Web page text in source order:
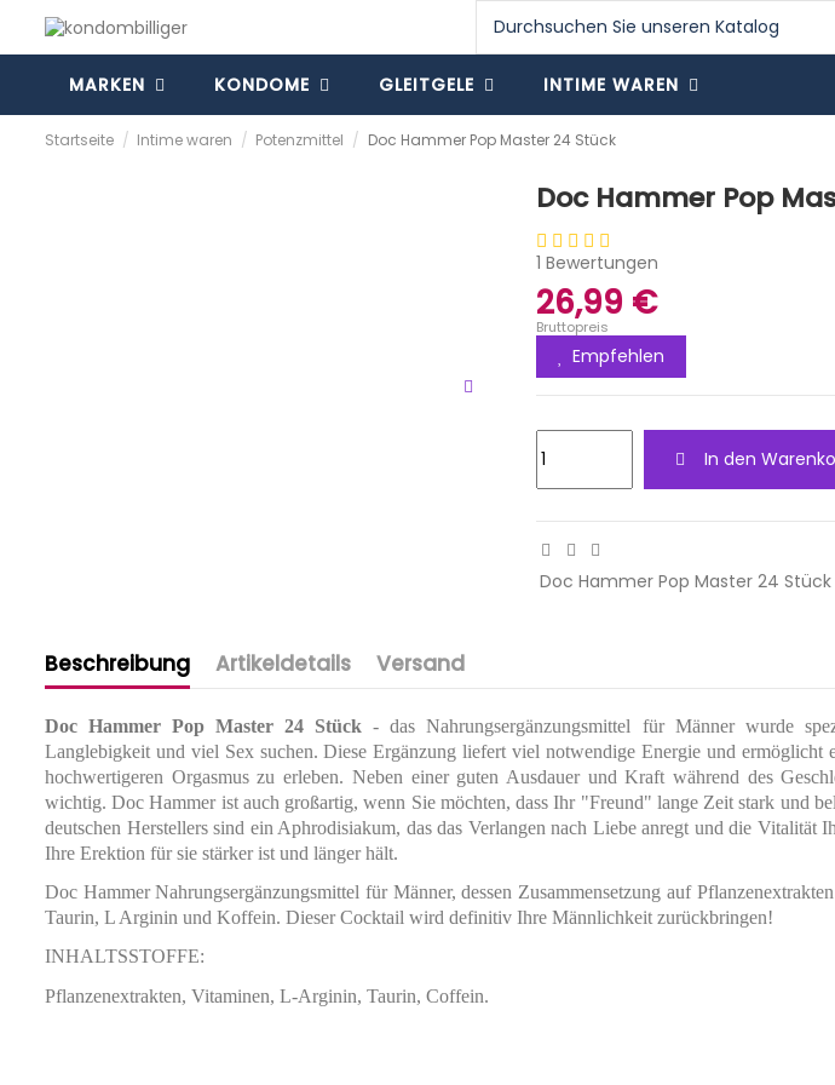
MARKEN KONDOME GLEITGELE INTIME WAREN
Startseite Intime waren Potenzmittel Doc Hammer Pop Master 24 Stück
Doc Hammer Pop
1 Bewertungen
26,99 €
Bruttopreis
Empfehlen
In den
Doc Hammer Pop Master 24 Stück
Beschreibung Artikeldetails Versand
Doc Hammer Pop Master 24 Stück - das Nahrungsergänzungsmittel für Männer wurde
Langlebigkeit und viel Sex suchen. Diese Ergänzung liefert viel notwendige Energie und ermöglicht
hochwertigeren Orgasmus zu erleben. Neben einer guten Ausdauer und Kraft während des
wichtig. Doc Hammer ist auch großartig, wenn Sie möchten, dass Ihr "Freund" lange Zeit stark und
deutschen Herstellers sind ein Aphrodisiakum, das das Verlangen nach Liebe anregt und die Vitalität
Ihre Erektion für sie stärker ist und länger hält.
Doc Hammer Nahrungsergänzungsmittel für Männer, dessen Zusammensetzung auf
Taurin, L Arginin und Koffein. Dieser Cocktail wird definitiv Ihre Männlichkeit zurückbringen!
INHALTSSTOFFE:
Pflanzenextrakten, Vitaminen, L-Arginin, Taurin, Coffein.